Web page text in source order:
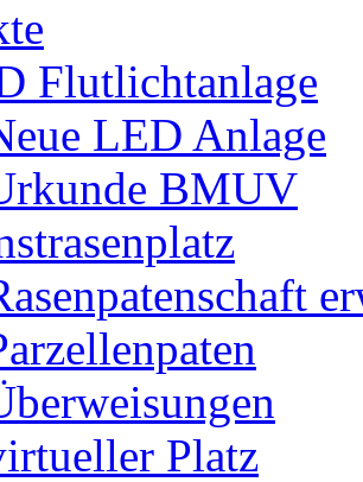
Flutlichtanlage
LED Anlage
BMUV
Platz